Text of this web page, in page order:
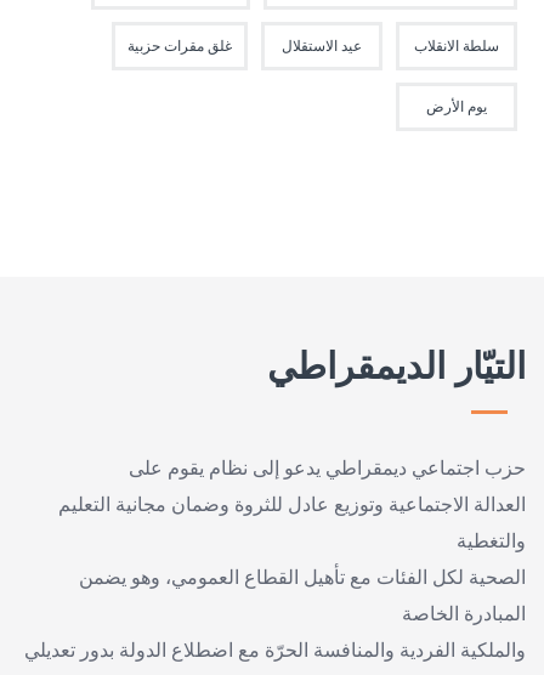
سلطة الانقلاب عيد الاستقلال غلق مقرات حزبية
يوم الأرض
التيّار الديمقراطي
حزب اجتماعي ديمقراطي يدعو إلى نظام يقوم على
العدالة الاجتماعية وتوزيع عادل للثروة وضمان مجانية التعليم
والتغطية
الصحية لكل الفئات مع تأهيل القطاع العمومي، وهو يضمن
المبادرة الخاصة
والملكية الفردية والمنافسة الحرّة مع اضطلاع الدولة بدور تعديلي